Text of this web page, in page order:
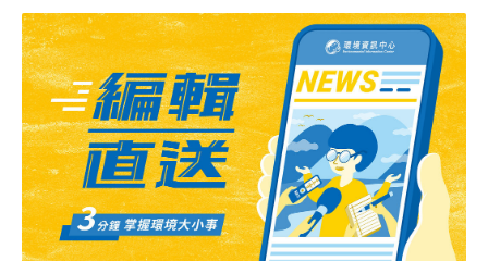
害的地區，還包括一些小島嶼。當海水溫度升高，水域膨
脹，加上冰原融解，種種效應都可能引發海水倒灌，淹沒
這些島嶼。他們特別提及巴哈馬群島、馬爾地夫群島及太
平洋的馬紹爾群島等等，都是危險性最高的地帶。海平面
上升現象同時會威脅到日本的東京、大阪和名古屋等沿岸
地區。氣候變化導致的乾旱在中東和非洲的沙漠地區會更
加惡化。所以非洲可能是受創最嚴重的大陸，因為它的經
濟大量依賴靠雨水滋潤的農業。另外，他們認為澳洲和部
分拉丁美洲也將遭到旱災侵襲。